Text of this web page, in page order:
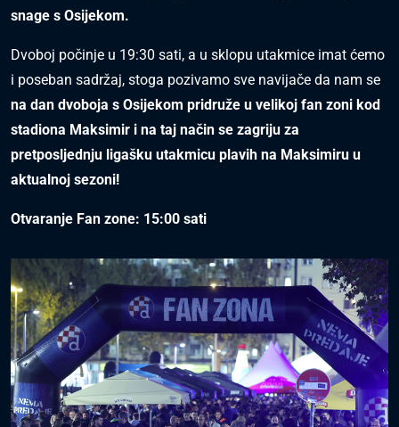
snage s Osijekom.
Dvoboj počinje u 19:30 sati, a u sklopu utakmice imat ćemo
i poseban sadržaj, stoga pozivamo sve navijače da nam se
na dan dvoboja s Osijekom pridruže u velikoj fan zoni kod
stadiona Maksimir i na taj način se zagriju za
pretposljednju ligašku utakmicu plavih na Maksimiru u
aktualnoj sezoni!
Otvaranje Fan zone: 15:00 sati